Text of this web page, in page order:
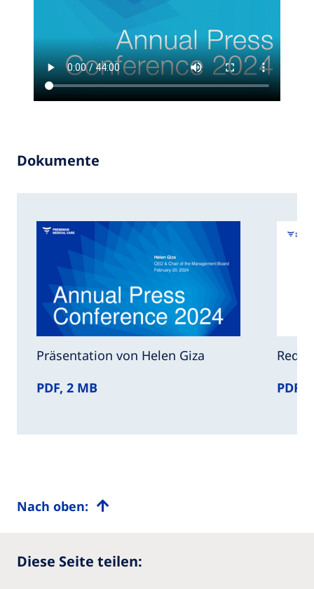
Dokumente
Präsentation von Helen Giza
PDF, 2 MB
Rede
PDF,
Nach oben:
Diese Seite teilen: